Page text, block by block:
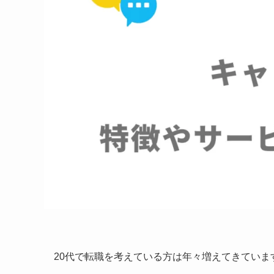
20代で転職を考えている方は年々増えてきていま